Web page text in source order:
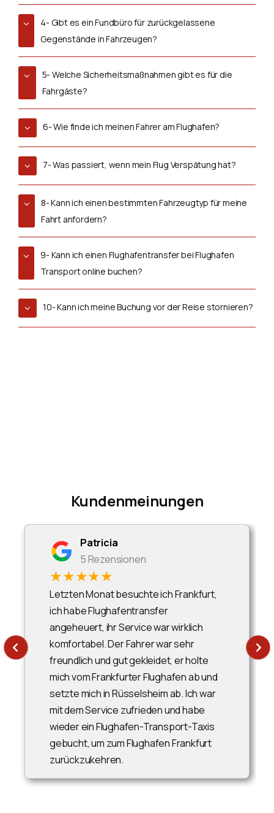
4- Gibt es ein Fundbüro für zurückgelassene
Gegenstände in Fahrzeugen?
5- Welche Sicherheitsmaßnahmen gibt es für die
Fahrgäste?
6- Wie finde ich meinen Fahrer am Flughafen?
7- Was passiert, wenn mein Flug Verspätung hat?
8- Kann ich einen bestimmten Fahrzeugtyp für meine
Fahrt anfordern?
9- Kann ich einen Flughafentransfer bei Flughafen
Transport online buchen?
10- Kann ich meine Buchung vor der Reise stornieren?
Kundenmeinungen
Patricia
5 Rezensionen
★★★★★
Letzten Monat besuchte ich Frankfurt,
ich habe Flughafentransfer
angeheuert, ihr Service war wirklich
komfortabel. Der Fahrer war sehr
freundlich und gut gekleidet, er holte
mich vom Frankfurter Flughafen ab und
setzte mich in Rüsselsheim ab. Ich war
mit dem Service zufrieden und habe
wieder ein Flughafen-Transport-Taxis
gebucht, um zum Flughafen Frankfurt
zurückzukehren.